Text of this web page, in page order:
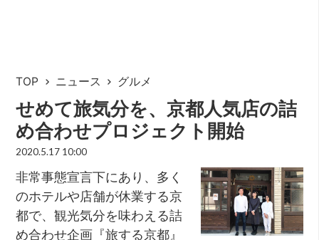
TOP ニュース グルメ
せめて旅気分を、京都人気店の詰
め合わせプロジェクト開始
2020.5.17 10:00
非常事態宣言下にあり、多く
のホテルや店舗が休業する京
都で、観光気分を味わえる詰
め合わせ企画『旅する京都』